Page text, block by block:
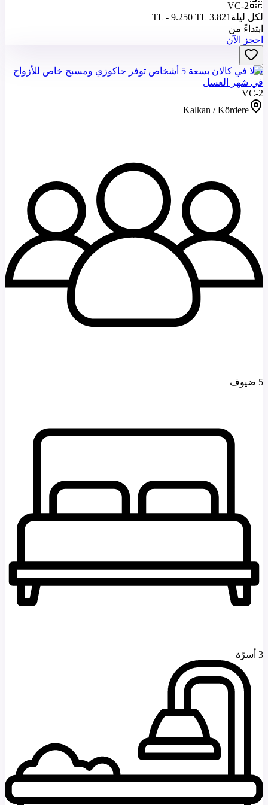
VC-2
لكل ليلة 3.821 TL - 9.250 TL
ابتداءً من
احجز الآن
فيلا في كالان بسعة 5 أشخاص توفر جاكوزي ومسبح خاص للأزواج
في شهر العسل
VC-2
Kalkan / Kördere
5 ضيوف
3 أسرّة